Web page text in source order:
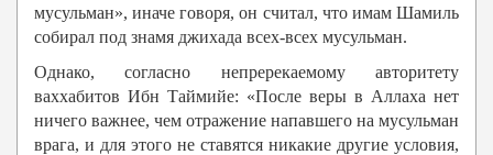
мусульман», иначе говоря, он считал, что имам Шамиль
собирал под знамя джихада всех-всех мусульман.
Однако, согласно непререкаемому авторитету
ваххабитов Ибн Таймийе: «После веры в Аллаха нет
ничего важнее, чем отражение напавшего на мусульман
врага, и для этого не ставятся никакие другие условия,